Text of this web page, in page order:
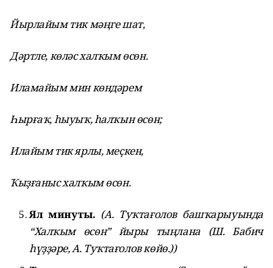
Йырлайым тик мәңге шат,
Дәртле, көләс халҡым өсөн.
Иламайым мин көндәрем
Һырғаҡ, һыуыҡ, һалҡын өсөн;
Илайым тик ярлы, меҫкен,
Ҡыҙғаныс халҡым өсөн.
Ял минуты. (А. Туҡтағолов башҡарыуында
“Халҡым өсөн” йыры тыңлана (Ш. Бабич
һүҙҙәре, А. Туҡтағолов көйө.))